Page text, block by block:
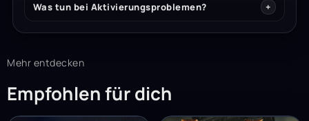
Was tun bei Aktivierungsproblemen?
Mehr entdecken
Empfohlen für dich